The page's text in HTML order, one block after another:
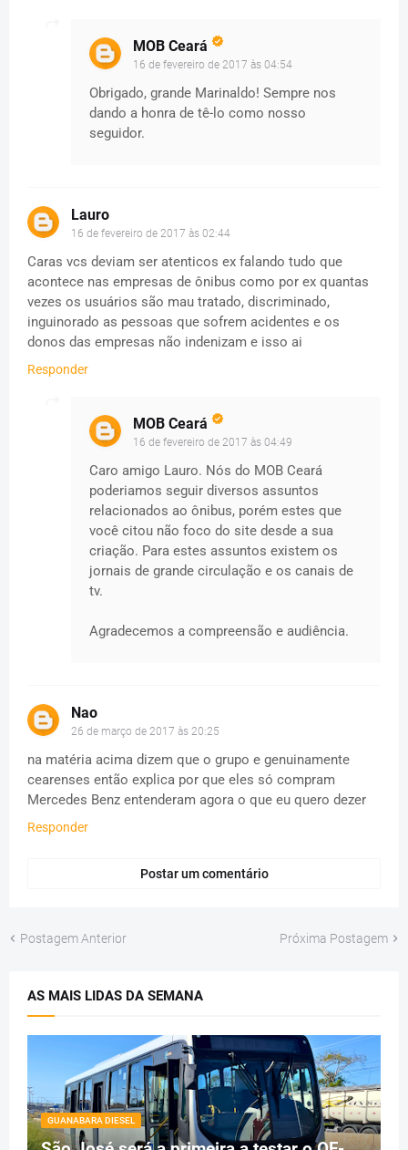
MOB Ceará
16 de fevereiro de 2017 às 04:54
Obrigado, grande Marinaldo! Sempre nos
dando a honra de tê-lo como nosso
seguidor.
Lauro
16 de fevereiro de 2017 às 02:44
Caras vcs deviam ser atenticos ex falando tudo que
acontece nas empresas de ônibus como por ex quantas
vezes os usuários são mau tratado, discriminado,
inguinorado as pessoas que sofrem acidentes e os
donos das empresas não indenizam e isso ai
Responder
MOB Ceará
16 de fevereiro de 2017 às 04:49
Caro amigo Lauro. Nós do MOB Ceará
poderiamos seguir diversos assuntos
relacionados ao ônibus, porém estes que
você citou não foco do site desde a sua
criação. Para estes assuntos existem os
jornais de grande circulação e os canais de
tv.
Agradecemos a compreensão e audiência.
Nao
26 de março de 2017 às 20:25
na matéria acima dizem que o grupo e genuinamente
cearenses então explica por que eles só compram
Mercedes Benz entenderam agora o que eu quero dezer
Responder
Postar um comentário
Postagem Anterior Próxima Postagem
AS MAIS LIDAS DA SEMANA
GUANABARA DIESEL